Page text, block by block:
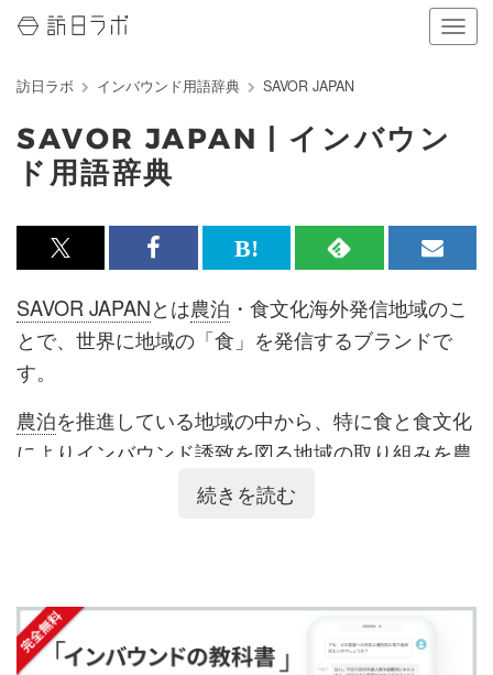
ナ
ビ
示
切
替
え
訪日ラボ インバウンド用語辞典 SAVOR JAPAN
SAVOR JAPAN | インバウン
ド用語辞典
x<br>
で
記
シ
ェ
Facebook<br>
で
記
シ
ェ
は
て
な
ク
マ
ー
追
加
RSS
で
記
購
読
メ
ル
マ
録
す
SAVOR JAPANとは農泊 ・食文化海外発信地域のこ
とで、世界に地域の「食」を発信するブランドで
す。
農泊を推進している地域の中から、特に食と食文化
により インバウンド誘致を図る地域の取り組みを農
林水産大臣が認定し、その地域の食の魅力を「
」ブランドとして海外に対して一定的か
が「SAVOR JAPAN
」ブランドとして認定されてい
ます。
続きを読む